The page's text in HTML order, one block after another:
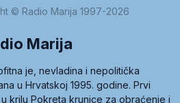
© Radio Marija 1997-2026
Marija
je, nevladina i nepolitička
u Hrvatskoj 1995. godine. Prvi
krilu Pokreta krunice za obraćenje i